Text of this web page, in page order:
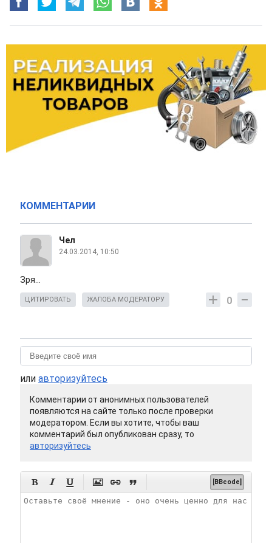
КОММЕНТАРИИ
Чел
24.03.2014, 10:50
Зря...
0
ЦИТИРОВАТЬ ЖАЛОБА МОДЕРАТОРУ
или авторизуйтесь
Комментарии от анонимных пользователей
появляются на сайте только после проверки
модератором. Если вы хотите, чтобы ваш
комментарий был опубликован сразу, то
авторизуйтесь
      [BBcode]